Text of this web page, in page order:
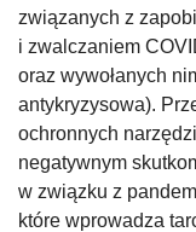
związanych z
i zwalczaniem
oraz wywołanych
antykryzysowa).
ochronnych
negatywnym
w związku z
które wprowadza